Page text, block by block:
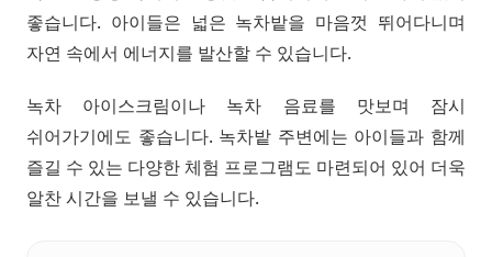
좋습니다. 아이들은 넓은 녹차밭을 마음껏 뛰어다니며
자연 속에서 에너지를 발산할 수 있습니다.
녹차 아이스크림이나 녹차 음료를 맛보며 잠시
쉬어가기에도 좋습니다. 녹차밭 주변에는 아이들과 함께
즐길 수 있는 다양한 체험 프로그램도 마련되어 있어 더욱
알찬 시간을 보낼 수 있습니다.